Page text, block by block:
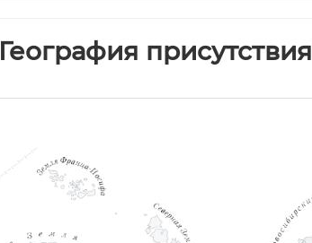
География присутствия